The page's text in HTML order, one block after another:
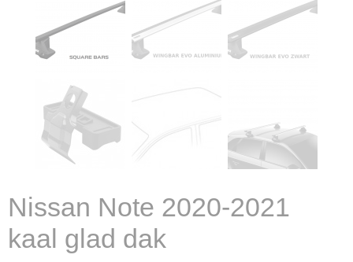
Nissan Note 2020-2021
kaal glad dak